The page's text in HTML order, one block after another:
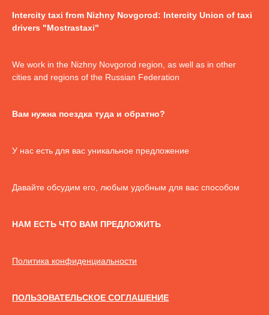
Intercity taxi from Nizhny Novgorod: Intercity Union of taxi
drivers "Mostrastaxi"
We work in the Nizhny Novgorod region, as well as in other
cities and regions of the Russian Federation
Вам нужна поездка туда и обратно?
У нас есть для вас уникальное предложение
Давайте обсудим его, любым удобным для вас способом
НАМ ЕСТЬ ЧТО ВАМ ПРЕДЛОЖИТЬ
Политика конфиденциальности
ПОЛЬЗОВАТЕЛЬСКОЕ СОГЛАШЕНИЕ